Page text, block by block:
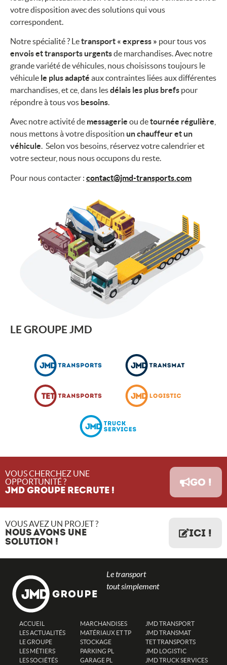
votre disposition avec des solutions qui vous
correspondent.
Notre spécialité ? Letransport « express » pour tous vos
envois et transports urgentsde marchandises. Avec notre
grande variété de véhicules, nous choisissons toujours le
véhicule le plus adapté aux contraintes liées aux différentes
marchandises, et ce, dans lesdélais les plus brefs pour
répondre à tous vos besoins.
Avec notre activité de messagerie ou detournée régulière
nous mettons à votre disposition un chauffeur et un
véhicule. Selon vos besoins, réservez votre calendrier et
votre secteur, nous nous occupons du reste.
Pour nous contacter : contact@jmd-transports.com
LE GROUPE JMD
VOUS CHERCHEZ UNE
OPPORTUNITÉ ?
JMD GROUPE RECRUTE !
GO !
VOUS AVEZ UN PROJET ?
NOUS AVONS UNE
SOLUTION !
ICI !
Le transport
tout simplement
ACCUEIL
LES ACTUALITÉS
LE GROUPE
LES MÉTIERS
LES SOCIÉTÉS
MARCHANDISES
MATÉRIAUX ET TP
STOCKAGE
PARKING PL
GARAGE PL
JMD TRANSPORT
JMD TRANSMAT
TET TRANSPORTS
JMD LOGISTIC
JMD TRUCK SERVICES